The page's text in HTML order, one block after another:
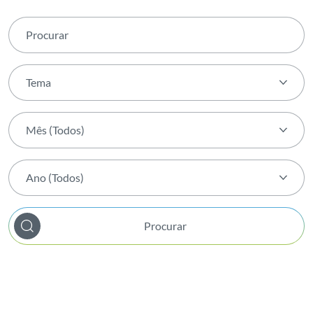
Tema
Tema
Ambiente
Apresentação de Resultados
Atividade
Mês (Todos)
Mês (Todos)
Fevereiro
Março
Ano (Todos)
Ano (Todos)
2026
Procurar